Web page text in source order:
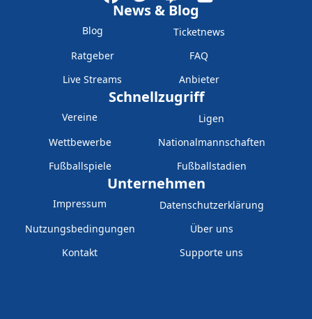
News & Blog
Blog
Ticketnews
Ratgeber
FAQ
Live Streams
Anbieter
Schnellzugriff
Vereine
Ligen
Wettbewerbe
Nationalmannschaften
Fußballspiele
Fußballstadien
Unternehmen
Impressum
Datenschutzerklärung
Nutzungsbedingungen
Über uns
Kontakt
Supporte uns